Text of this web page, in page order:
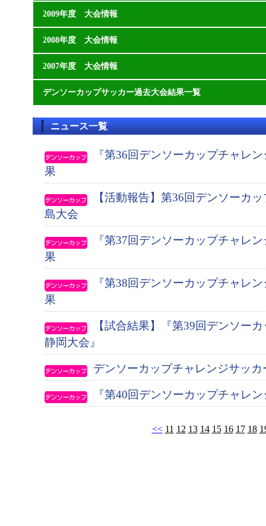
2009年度 大会情報
2008年度 大会情報
2007年度 大会情報
デンソーカップサッカー過去大会結果一覧
ニュース一覧
『第36回デンソーカップチャレ
果
【活動報告】第36回デンソーカ
島大会
『第37回デンソーカップチャレ
果
『第38回デンソーカップチャレ
果
【試合結果】『第39回デンソー
静岡大会』
デンソーカップチャレンジサッ
『第40回デンソーカップチャレ
<< 11 12 13 14 15 16 17 18